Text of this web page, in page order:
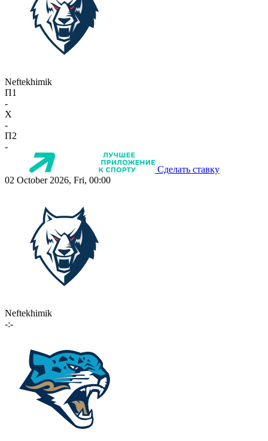
Neftekhimik
П1
-
X
-
П2
-
Сделать ставку
02 October 2026, Fri, 00:00
Neftekhimik
-:-